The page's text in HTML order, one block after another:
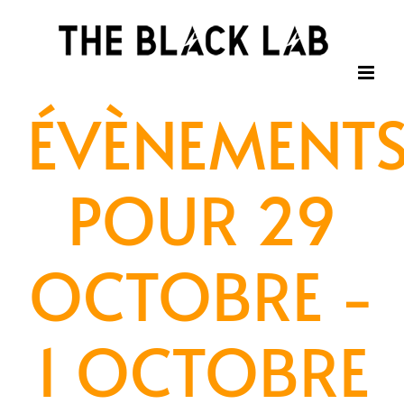
POUR 29
OCTOBRE -
1 OCTOBRE